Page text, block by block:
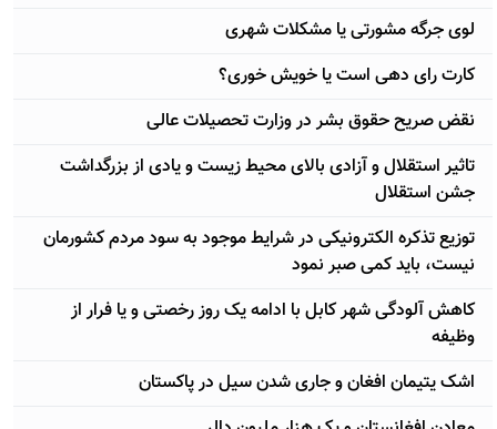
لوی جرگه مشورتی یا مشکلات شهری
کارت رای دهی است یا خویش خوری؟
نقض صریح حقوق بشر در وزارت تحصیلات عالی
تاثیر استقلال و آزادی بالای محیط زیست و یادی از بزرگداشت
جشن استقلال
توزیع تذکره الکترونیکی در شرایط موجود به سود مردم کشورمان
نیست، باید کمی صبر نمود
کاهش آلودگی شهر کابل با ادامه یک روز رخصتی و یا فرار از
وظیفه
اشک یتیمان افغان و جاری شدن سیل در پاکستان